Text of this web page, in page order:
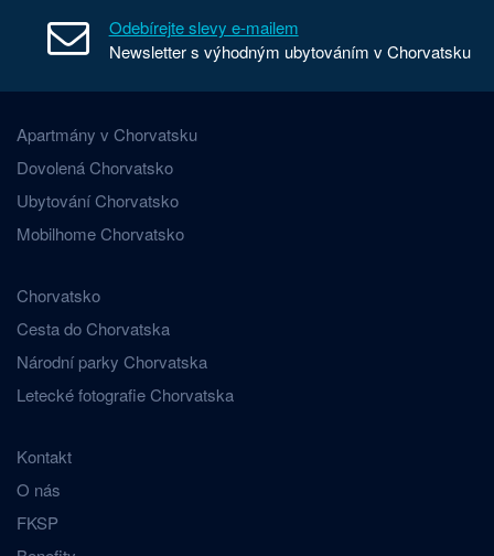
Odebírejte slevy e-mailem
Newsletter s výhodným ubytováním v Chorvatsku
Apartmány v Chorvatsku
Dovolená Chorvatsko
Ubytování Chorvatsko
Mobilhome Chorvatsko
Chorvatsko
Cesta do Chorvatska
Národní parky Chorvatska
Letecké fotografie Chorvatska
Kontakt
O nás
FKSP